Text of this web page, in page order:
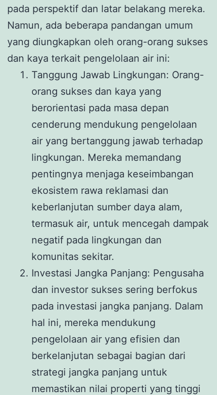
pada perspektif dan latar belakang mereka.
Namun, ada beberapa pandangan umum
yang diungkapkan oleh orang-orang sukses
dan kaya terkait pengelolaan air ini:
Tanggung Jawab Lingkungan: Orang-
orang sukses dan kaya yang
berorientasi pada masa depan
cenderung mendukung pengelolaan
air yang bertanggung jawab terhadap
lingkungan. Mereka memandang
pentingnya menjaga keseimbangan
ekosistem rawa reklamasi dan
keberlanjutan sumber daya alam,
termasuk air, untuk mencegah dampak
negatif pada lingkungan dan
komunitas sekitar.
Investasi Jangka Panjang: Pengusaha
dan investor sukses sering berfokus
pada investasi jangka panjang. Dalam
hal ini, mereka mendukung
pengelolaan air yang efisien dan
berkelanjutan sebagai bagian dari
strategi jangka panjang untuk
memastikan nilai properti yang tinggi